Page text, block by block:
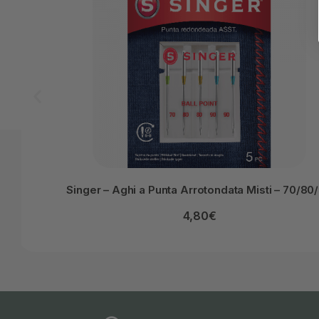
Singer – Aghi a Punta Arrotondata Misti – 70/
4,80€